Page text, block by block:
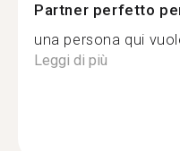
Partner perfetto
una persona qui
Leggi di più